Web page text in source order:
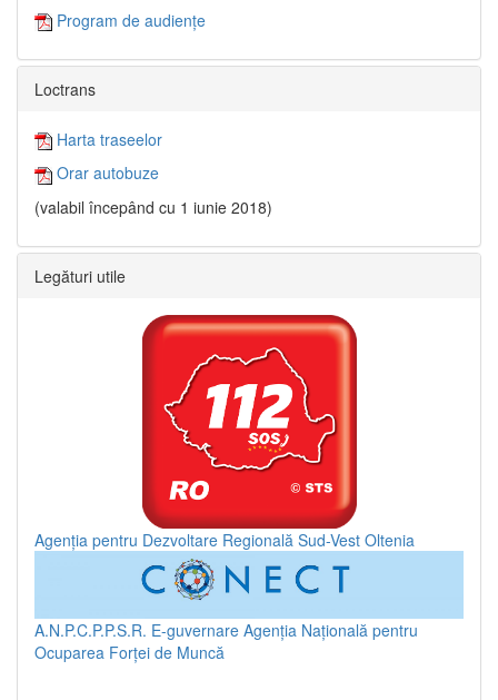
Program de audiențe
Loctrans
Harta traseelor
Orar autobuze
(valabil începând cu 1 iunie 2018)
Legături utile
Agenția pentru Dezvoltare Regională Sud-Vest Oltenia
A.N.P.C.P.P.S.R. E-guvernare Agenția Națională pentru
Ocuparea Forței de Muncă